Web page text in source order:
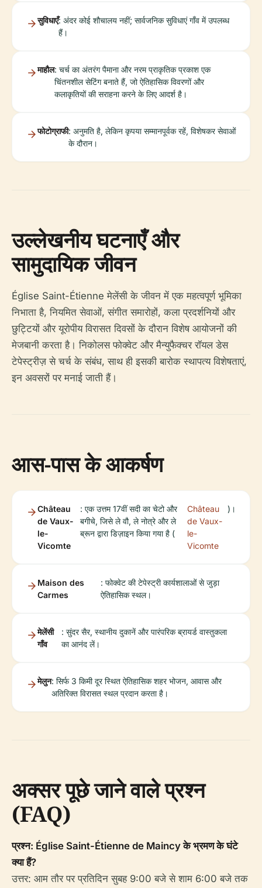
सुविधाएँ: अंदर कोई शौचालय नहीं; सार्वजनिक सुविधाएं गाँव में उपलब्ध
हैं।
माहौल: चर्च का अंतरंग पैमाना और नरम प्राकृतिक प्रकाश एक
चिंतनशील सेटिंग बनाते हैं, जो ऐतिहासिक विवरणों और
कलाकृतियों की सराहना करने के लिए आदर्श है।
फोटोग्राफी: अनुमति है, लेकिन कृपया सम्मानपूर्वक रहें, विशेषकर सेवाओं
के दौरान।
उल्लेखनीय घटनाएँ और
सामुदायिक जीवन
Église Saint-Étienne मेलेंसी के जीवन में एक महत्वपूर्ण भूमिका
निभाता है, नियमित सेवाओं, संगीत समारोहों, कला प्रदर्शनियों और
छुट्टियों और यूरोपीय विरासत दिवसों के दौरान विशेष आयोजनों की
मेजबानी करता है। निकोलस फोक्वेट और मैन्युफैक्चर रॉयल डेस
टेपेस्ट्रीज़ से चर्च के संबंध, साथ ही इसकी बारोक स्थापत्य विशेषताएं,
इन अवसरों पर मनाई जाती हैं।
आस-पास के आकर्षण
Château
de Vaux-
le-
Vicomte
: एक उत्तम 17वीं सदी का चेटो और
बगीचे, जिसे ले वौ, ले नोत्रे और ले
ब्रून द्वारा डिज़ाइन किया गया है (
Château
de Vaux-
le-
Vicomte
)।
Maison des
Carmes
: फोक्वेट की टेपेस्ट्री कार्यशालाओं से जुड़ा
ऐतिहासिक स्थल।
मेलेंसी
गाँव
: सुंदर सैर, स्थानीय दुकानें और पारंपरिक ब्रायर्ड वास्तुकला
का आनंद लें।
मेलुन: सिर्फ 3 किमी दूर स्थित ऐतिहासिक शहर भोजन, आवास और
अतिरिक्त विरासत स्थल प्रदान करता है।
अक्सर पूछे जाने वाले प्रश्न
(FAQ)
प्रश्न: Église Saint-Étienne de Maincy के भ्रमण के घंटे
क्या हैं?
उत्तर: आम तौर पर प्रतिदिन सुबह 9:00 बजे से शाम 6:00 बजे तक